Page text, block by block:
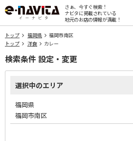
さぁ、今すぐ検索！
ナビタに掲載されている
地元のお店の情報が満載！
トップ 福岡県
福岡市南区
トップ
洋食 カレー
検索条件 設定・変更
選択中のエリア
福岡県
福岡市南区